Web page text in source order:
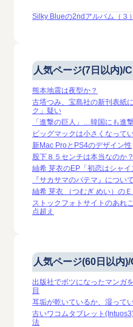
Silky Blueの2ndアルバム（３）
人気ページ(7日以内)/
熊本地震は夜型か？
古塔つみ、宝島社の新刊表紙
ク」疑い
「進撃の巨人」…韓国にも進
ビッグマックは小さくなって
新Mac ProとPS4のデザイン性
股下８５センチは本当なのか？
紬希 芽衣のEP「初恋はシャ
『サカサマのパテマ』につい
紬希 芽衣 （つむぎ めい）のＥ
ストックフォトサイトのあれ
点超え
人気ページ(60日以内
出版社でボツになったマンガ
目
耳垢が乾いているか、湿って
古いワコムタブレット
法